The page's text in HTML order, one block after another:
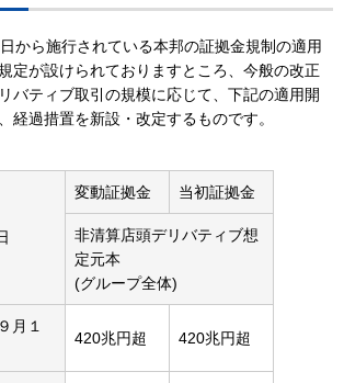
から施行されている本邦の証拠金規制の適用
定が設けられておりますところ、今般の改正
バティブ取引の規模に応じて、下記の適用開
経過措置を新設・改定するものです。
変動証拠金 当初証拠金
非清算店頭デリバティブ想
定元本
(グループ全体)
月１
420兆円超 420兆円超